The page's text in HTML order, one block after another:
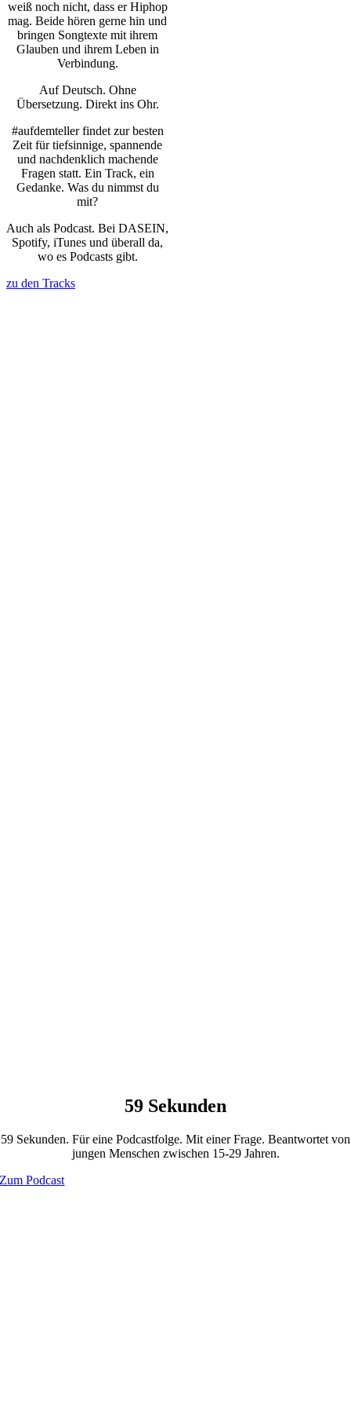
weiß noch nicht, dass er Hiphop
mag. Beide hören gerne hin und
bringen Songtexte mit ihrem
Glauben und ihrem Leben in
Verbindung.
Auf Deutsch. Ohne
Übersetzung. Direkt ins Ohr.
#aufdemteller findet zur besten
Zeit für tiefsinnige, spannende
und nachdenklich machende
Fragen statt. Ein Track, ein
Gedanke. Was du nimmst du
mit?
Auch als Podcast. Bei DASEIN,
Spotify, iTunes und überall da,
wo es Podcasts gibt.
zu den Tracks
59 Sekunden
59 Sekunden. Für eine Podcastfolge. Mit einer Frage. Beantwortet von
jungen Menschen zwischen 15-29 Jahren.
Zum Podcast